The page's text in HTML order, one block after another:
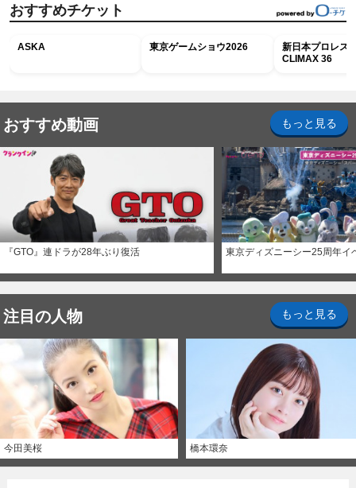
おすすめチケット
ASKA 東京ゲームショウ2026
新日本プロレス
CLIMAX 36
おすすめ動画 もっと見る
『GTO』連ドラが28年ぶり復活 東京ディズニーシー25周年イ
注目の人物 もっと見る
今田美桜 橋本環奈